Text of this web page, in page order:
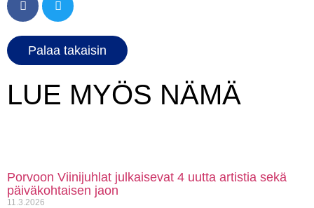
Palaa takaisin
LUE MYÖS NÄMÄ
Porvoon Viinijuhlat julkaisevat 4 uutta artistia sekä
päiväkohtaisen jaon
11.3.2026